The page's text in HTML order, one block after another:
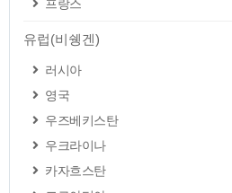
프랑스
유럽(비쉥겐)
러시아
영국
우즈베키스탄
우크라이나
카자흐스탄